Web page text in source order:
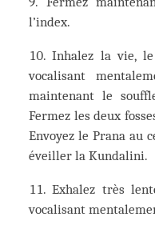
l’index.
Inhalez la vie,
vocalisant
maintenant le
Fermez les deux
Envoyez le Prana au
éveiller la Kundalini.
Exhalez très
vocalisant